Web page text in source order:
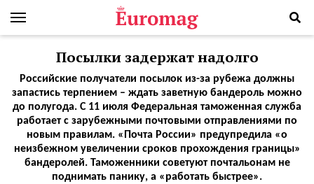
Посылки задержат надолго
Российские получатели посылок из-за рубежа должны
запастись терпением – ждать заветную бандероль можно
до полугода. С 11 июля Федеральная таможенная служба
работает с зарубежными почтовыми отправлениями по
новым правилам. «Почта России» предупредила «о
неизбежном увеличении сроков прохождения границы»
бандеролей. Таможенники советуют почтальонам не
поднимать панику, а «работать быстрее».